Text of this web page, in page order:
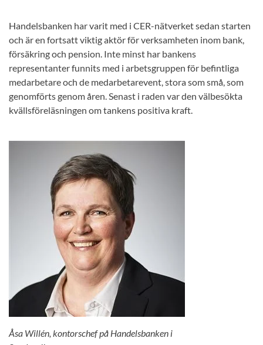
Handelsbanken har varit med i CER-nätverket sedan starten
och är en fortsatt viktig aktör för verksamheten inom bank,
försäkring och pension. Inte minst har bankens
representanter funnits med i arbetsgruppen för befintliga
medarbetare och de medarbetarevent, stora som små, som
genomförts genom åren. Senast i raden var den välbesökta
kvällsföreläsningen om tankens positiva kraft.
Åsa Willén, kontorschef på Handelsbanken i